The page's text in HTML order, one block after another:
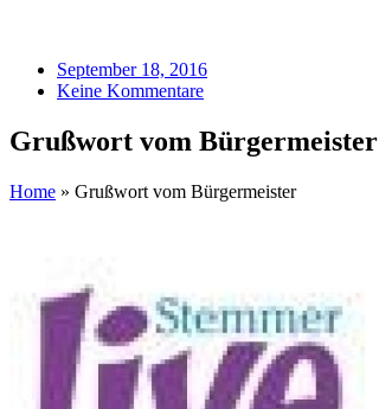
September 18, 2016
Keine Kommentare
Grußwort vom Bürgermeister
Home » Grußwort vom Bürgermeister